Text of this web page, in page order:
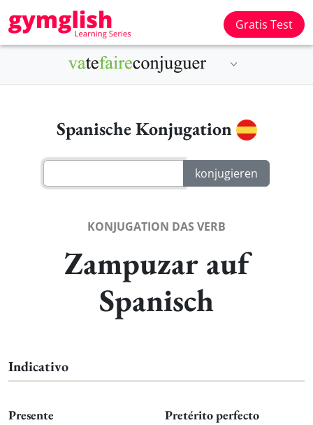
Gratis Test
Spanische Konjugation
KONJUGATION DAS VERB
Zampuzar auf
Spanisch
Indicativo
Presente Pretérito perfecto